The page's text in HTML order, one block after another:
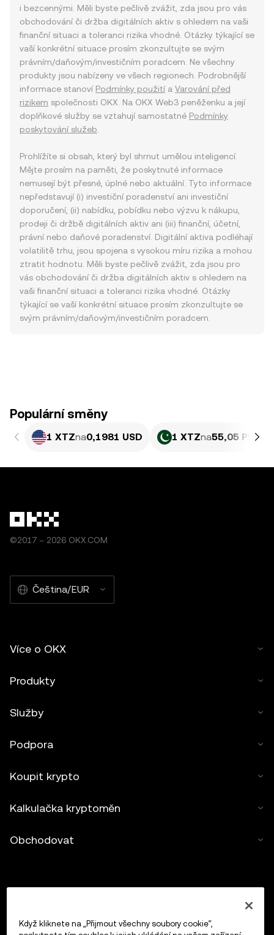
i bezcennými. Měli byste pečlivě zvážit, zda jsou pro vás
obchodování či držba digitálních aktiv s ohledem na vaši
finanční situaci a toleranci rizika vhodné. Otázky týkající se
vaší konkrétní situace prosím zkonzultujte se svým
právním/daňovým/investičním poradcem. Ne všechny
produkty jsou nabízeny ve všech regionech. Podrobnější
informace stanoví Podmínky použitía Varování před
rizikem společnosti OKX. Na OKX Web3 peněženku a její
doplňkové služby se vztahují samostatné Podmínky
poskytování služeb
Prohlížíte si obsah, který byl shrnut umělou inteligencí.
Mějte prosím na paměti, že poskytnuté informace
nemusejí být přesné, úplné nebo aktuální. Tyto informace
nepředstavují (i) investiční poradenství ani investiční
doporučení, (ii) nabídku, pobídku nebo výzvu k nákupu,
prodeji či držbě digitálních aktiv ani (iii) finanční, účetní,
právní nebo daňové poradenství. Digitální aktiva podléhají
volatilitě trhu, jsou spojena s vysokou míru rizika a mohou
ztratit hodnotu. Měli byste pečlivě zvážit, zda jsou pro
vás obchodování či držba digitálních aktiv s ohledem na
vaši finanční situaci a toleranci rizika vhodné. Otázky
týkající se vaší konkrétní situace prosím zkonzultujte se
svým právním/daňovým/investičním poradcem.
Populární směny
1 XTZna0,1981 USD 1 XTZna55,05 PKR
©2017 – 2026 OKX.COM
Čeština/EUR
Více o OKX
Produkty
Služby
Podpora
Koupit krypto
Kalkulačka kryptoměn
Obchodovat
Když kliknete na „Přijmout všechny soubory cookie“,